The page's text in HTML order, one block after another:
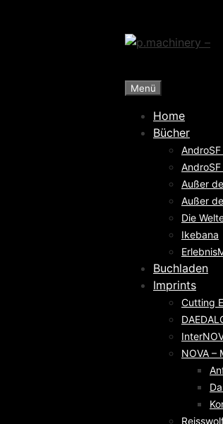
Menü
Home
Bücher
Außer
Außer
Die
Ikebana
Buchladen
Imprints
Cutting
NOVA –